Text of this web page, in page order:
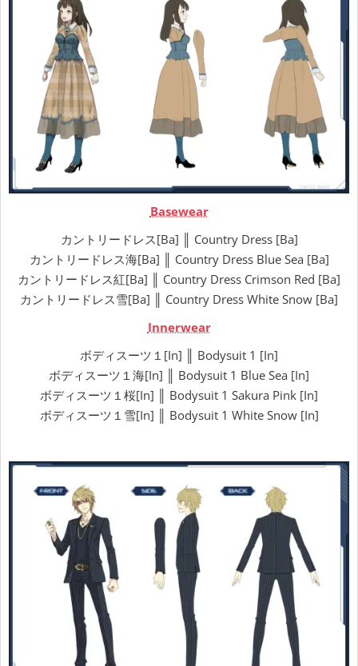
Basewear
カントリードレス[Ba] ║ Country Dress [Ba]
カントリードレス海[Ba] ║ Country Dress Blue Sea [Ba]
カントリードレス紅[Ba] ║ Country Dress Crimson Red [Ba]
カントリードレス雪[Ba] ║ Country Dress White Snow [Ba]
Innerwear
ボディスーツ１[In] ║ Bodysuit 1 [In]
ボディスーツ１海[In] ║ Bodysuit 1 Blue Sea [In]
ボディスーツ１桜[In] ║ Bodysuit 1 Sakura Pink [In]
ボディスーツ１雪[In] ║ Bodysuit 1 White Snow [In]